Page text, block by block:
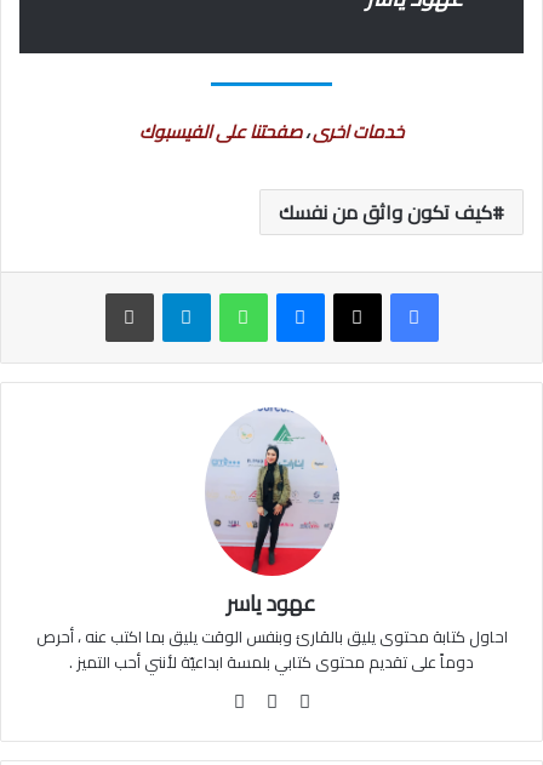
خدمات اخرى،صفحتنا على الفيسبوك
كيف تكون واثق من نفسك
ماسنجر واتساب تيلقرام طباعة
عهود ياسر
احاول كتابة محتوى يليق بالقارئ وبنفس الوقت يليق بما اكتب عنه ، أحرص
دوماً على تقديم محتوى كتابي بلمسة ابداعيّة لأنني أحب التميز .
فيسبوكانستقرام